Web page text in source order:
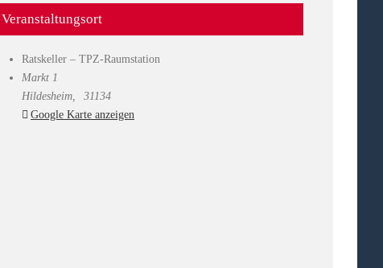
Veranstaltungsort
Ratskeller – TPZ-Raumstation
Markt 1
Hildesheim
31134
Google Karte anzeigen